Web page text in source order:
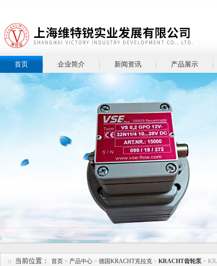
上海维特锐实业发展有限公司
首页 企业简介 新闻资讯 产品展示
当前位置： 首页 > 产品中心 > 德国KRACHT克拉克 > KRACHT齿轮泵 >